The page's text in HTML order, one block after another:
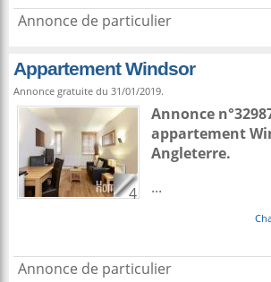
Annonce de particulier
Appartement Windsor
Annonce gratuite du 31/01/2019.
4
Annonce
appartement
Angleterre.
...
Annonce de particulier